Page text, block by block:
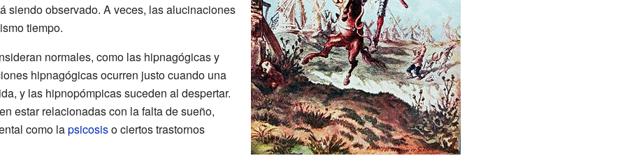
siendo observado. A veces, las alucinaciones
tiempo.
normales, como las hipnagógicas y
hipnagógicas ocurren justo cuando una
y las hipnopómpicas suceden al despertar.
estar relacionadas con la falta de sueño,
como lapsicosiso ciertos trastornos